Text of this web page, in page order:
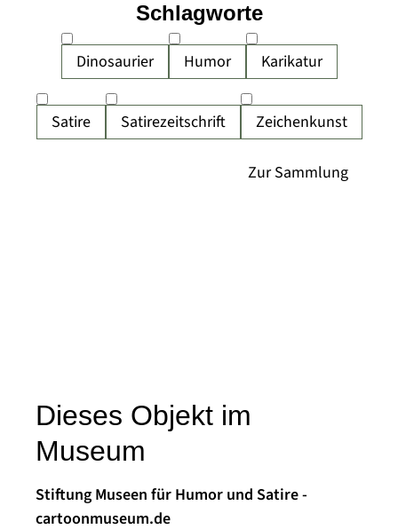
Dinosaurier Humor Karikatur
Satire Satirezeitschrift Zeichenkunst
Schlagworte
Dieses Objekt im
Museum
Stiftung Museen für Humor und Satire -
cartoonmuseum.de